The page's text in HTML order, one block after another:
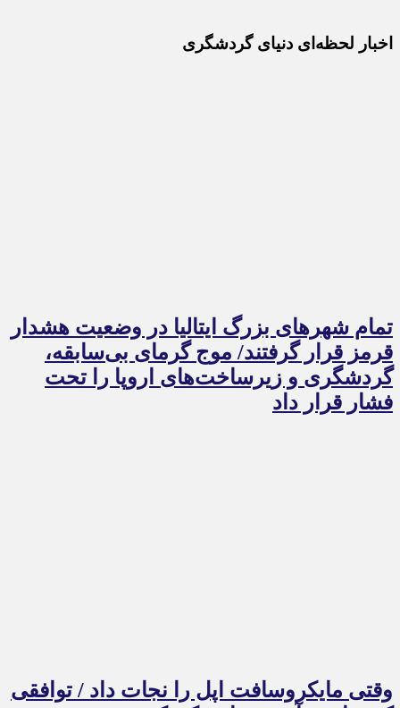
اخبار لحظه‌ای دنیای گردشگری
تمام شهرهای بزرگ ایتالیا در وضعیت هشدار
قرمز قرار گرفتند/ موج گرمای بی‌سابقه،
گردشگری و زیرساخت‌های اروپا را تحت
فشار قرار داد
وقتی مایکروسافت اپل را نجات داد / توافقی